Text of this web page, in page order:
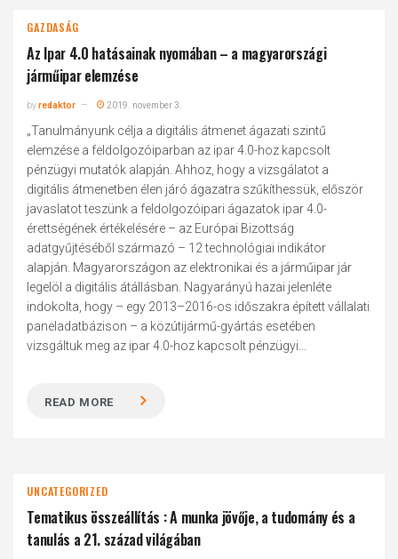
GAZDASÁG
Az Ipar 4.0 hatásainak nyomában – a magyarországi
járműipar elemzése
byredaktor 2019. november 3.
„Tanulmányunk célja a digitális átmenet ágazati szintű
elemzése a feldolgozóiparban az ipar 4.0-hoz kapcsolt
pénzügyi mutatók alapján. Ahhoz, hogy a vizsgálatot a
digitális átmenetben élen járó ágazatra szűkíthessük, először
javaslatot teszünk a feldolgozóipari ágazatok ipar 4.0-
érettségének értékelésére – az Európai Bizottság
adatgyűjtéséből származó – 12 technológiai indikátor
alapján. Magyarországon az elektronikai és a járműipar jár
legelöl a digitális átállásban. Nagyarányú hazai jelenléte
indokolta, hogy – egy 2013–2016-os időszakra épített vállalati
paneladatbázison – a közútijármű-gyártás esetében
vizsgáltuk meg az ipar 4.0-hoz kapcsolt pénzügyi...
READ MORE
UNCATEGORIZED
Tematikus összeállítás : A munka jövője, a tudomány és a
tanulás a 21. század világában